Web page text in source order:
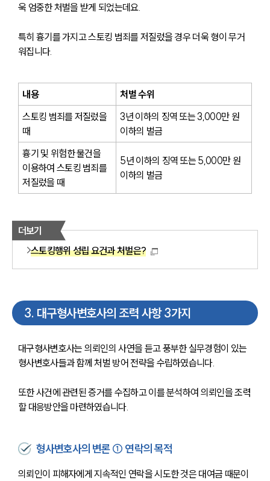
욱 엄중한 처벌을 받게 되었는데요.
특히 흉기를 가지고 스토킹 범죄를 저질렀을 경우 더욱 형이 무거
워집니다.
내용
처벌 수위
스토킹 범죄를 저질렀을
때
3년 이하의 징역 또는 3,000만 원
이하의 벌금
흉기 및 위험한 물건을
이용하여 스토킹 범죄를
저질렀을 때
5년 이하의 징역 또는 5,000만 원
이하의 벌금
더보기
스토킹행위 성립 요건과 처벌은?
3. 대구형사변호사의 조력 사항 3가지
대구형사변호사는 의뢰인의 사연을 듣고 풍부한 실무경험이 있는
형사변호사들과 함께 처벌 방어 전략을 수립하였습니다.
또한 사건에 관련된 증거를 수집하고 이를 분석하여 의뢰인을 조력
할 대응방안을 마련하였습니다.
형사변호사의 변론 ① 연락의 목적
의뢰인이 피해자에게 지속적인 연락을 시도한 것은 대여금 때문이